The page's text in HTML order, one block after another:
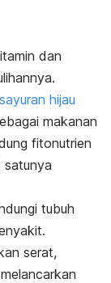
dan
sayuran hijau
makanan
fitonutrien
satunya
tubuh
serat,